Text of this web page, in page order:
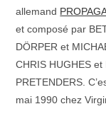
allemand
et composé par
DÖRPER et
CHRIS HUGHES et
PRETENDERS.
mai 1990 chez